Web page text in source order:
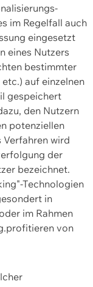
im Regelfall auch
eingesetzt
eines Nutzers
bestimmter
auf einzelnen
gespeichert
den Nutzern
potenziellen
Verfahren wird
der
bezeichnet.
Technologien
in
im Rahmen
von